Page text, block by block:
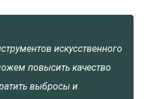
искусственного
повысить качество
выбросы и